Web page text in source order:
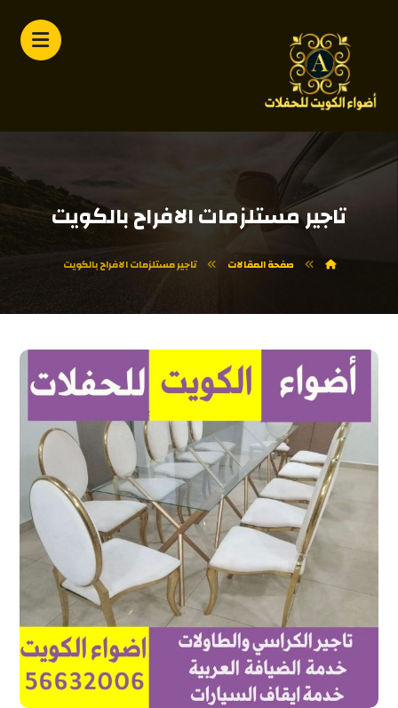
تاجير مستلزمات الافراح بالكويت
صفحة المقالات تاجير مستلزمات الافراح بالكويت